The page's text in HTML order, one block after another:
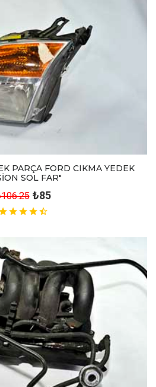
PARÇA FORD CIKMA YEDEK
SOL FAR"
₺85